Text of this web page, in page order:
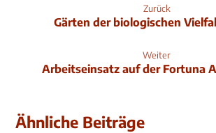
Zurück
Gärten der biologischen
Weiter
Arbeitseinsatz auf der Fortuna
Ähnliche Beiträge